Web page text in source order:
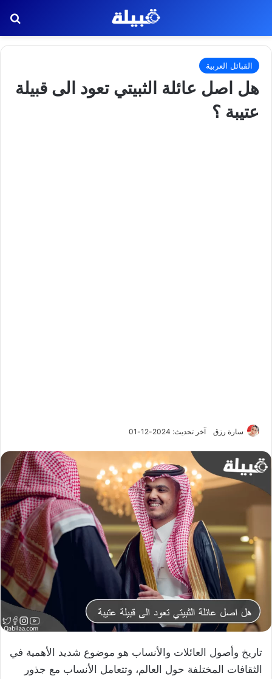
القبائل العربية
هل اصل عائلة الثبيتي تعود الى قبيلة
عتيبة ؟
سارة رزق آخر تحديث: 2024-12-01
تاريخ وأصول العائلات والأنساب هو موضوع شديد الأهمية في
الثقافات المختلفة حول العالم، وتتعامل الأنساب مع جذور